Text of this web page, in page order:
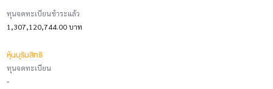
ทุนจดทะเบียนชำระแล้ว
1,307,120,744.00 บาท
หุ้นบุริมสิทธิ
ทุนจดทะเบียน
-